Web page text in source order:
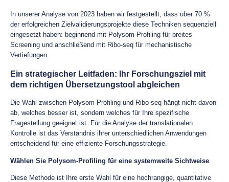
In unserer Analyse von 2023 haben wir festgestellt, dass über 70 %
der erfolgreichen Zielvalidierungsprojekte diese Techniken sequenziell
eingesetzt haben: beginnend mit Polysom-Profiling für breites
Screening und anschließend mit Ribo-seq für mechanistische
Vertiefungen.
Ein strategischer Leitfaden: Ihr Forschungsziel mit
dem richtigen Übersetzungstool abgleichen
Die Wahl zwischen Polysom-Profiling und Ribo-seq hängt nicht davon
ab, welches besser ist, sondern welches für Ihre spezifische
Fragestellung geeignet ist. Für die Analyse der translationalen
Kontrolle ist das Verständnis ihrer unterschiedlichen Anwendungen
entscheidend für eine effiziente Forschungsstrategie.
Wählen Sie Polysom-Profiling für eine systemweite Sichtweise
Diese Methode ist Ihre erste Wahl für eine hochrangige, quantitative